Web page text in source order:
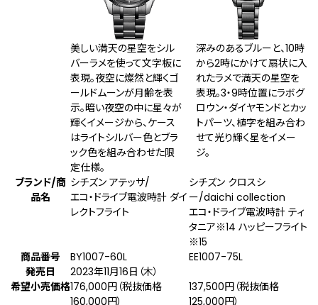
美しい満天の星空をシル
バーラメを使って文字板に
表現。夜空に燦然と輝くゴ
ールドムーンが月齢を表
示。暗い夜空の中に星々が
輝くイメージから、ケース
はライトシルバー色とブラ
ック色を組み合わせた限
定仕様。
深みのあるブルーと、10時
から2時にかけて扇状に入
れたラメで満天の星空を
表現。3・9時位置にラボグ
ロウン・ダイヤモンドとカッ
トパーツ、植字を組み合わ
せて光り輝く星をイメー
ジ。
ブランド/商
品名
シチズン アテッサ/
エコ・ドライブ電波時計 ダイ
レクトフライト
シチズン クロスシ
ー/daichi collection
エコ・ドライブ電波時計 ティ
タニア※14 ハッピーフライト
※15
商品番号
BY1007-60L
EE1007-75L
発売日
2023年11月16日（木）
希望小売価格176,000円（税抜価格
160,000円）
137,500円（税抜価格
125,000円）